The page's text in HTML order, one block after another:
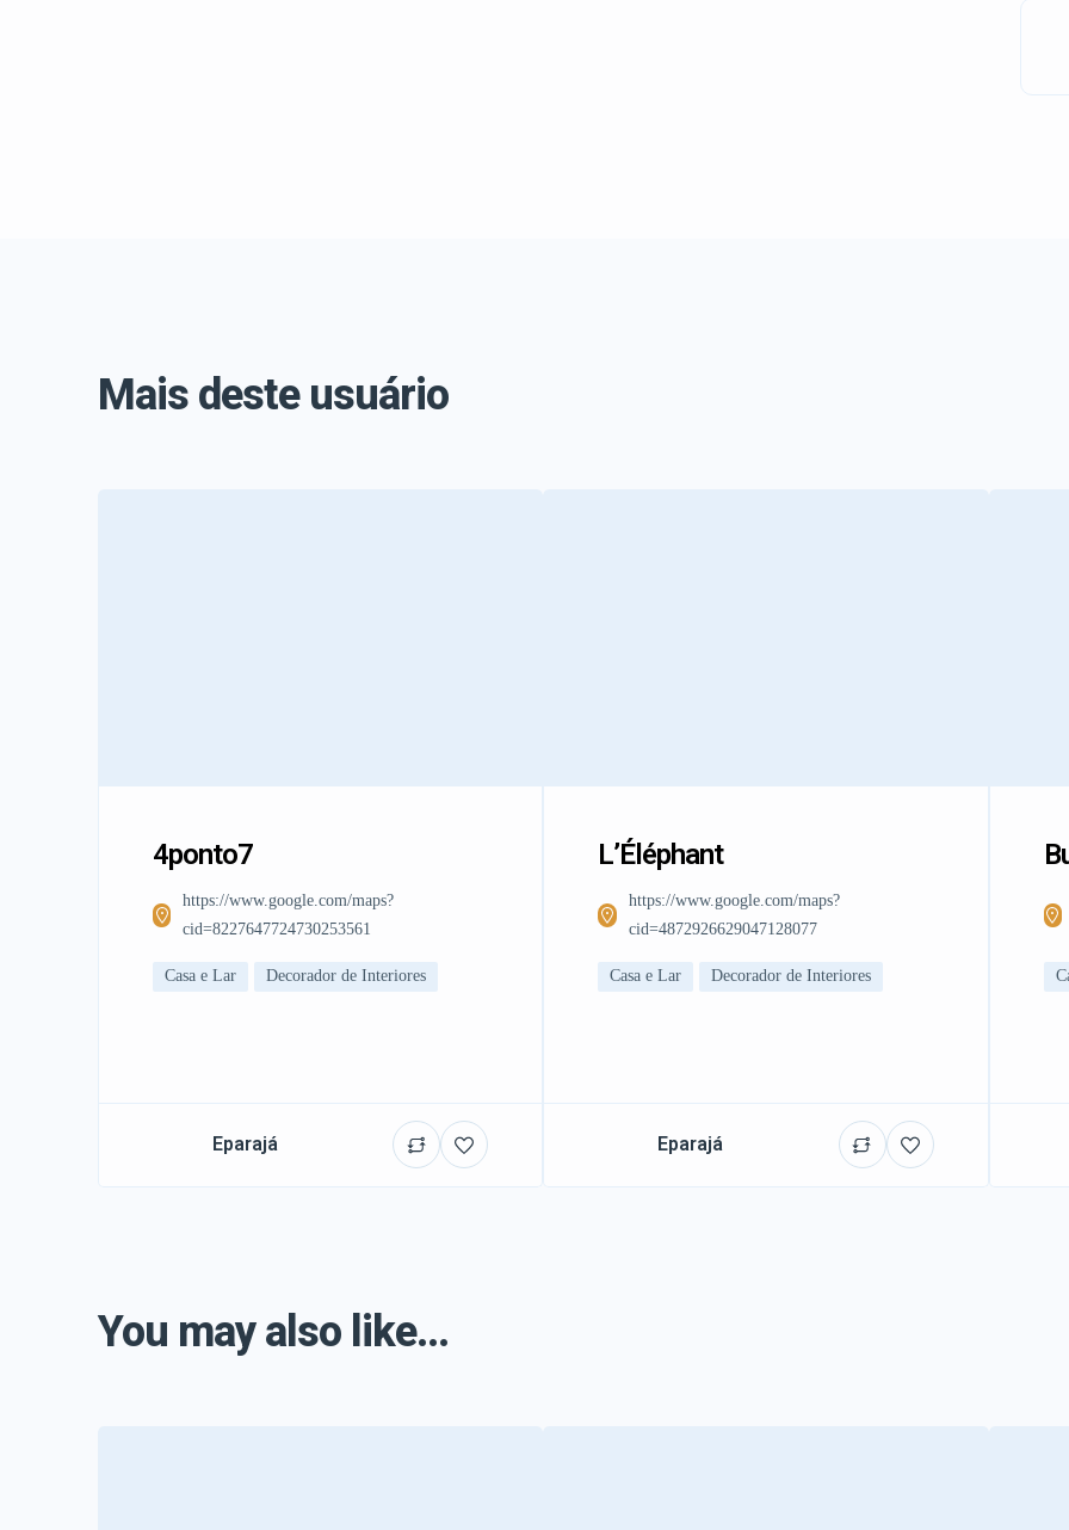
Mais deste usuário
4ponto7
https://www.google.com/maps?
cid=8227647724730253561
Casa e Lar Decorador de Interiores
Eparajá
L’Éléphant
https://www.google.com/maps?
cid=4872926629047128077
Casa e Lar Decorador de Interiores
Eparajá
You may also like...